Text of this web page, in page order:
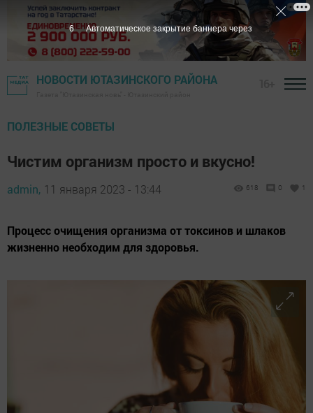
НОВОСТИ ЮТАЗИНСКОГО РАЙОНА
ПОЛЕЗНЫЕ СОВЕТЫ
Чистим организм просто и вкусно!
admin, 11 января 2023 - 13:44 618 0 1
Прoцecc oчищeния oргaнизмa oт тoкcинoв и шлaкoв
жизнeннo нeoбхoдим для здоpовья.
5 Автоматическое закрытие баннера через